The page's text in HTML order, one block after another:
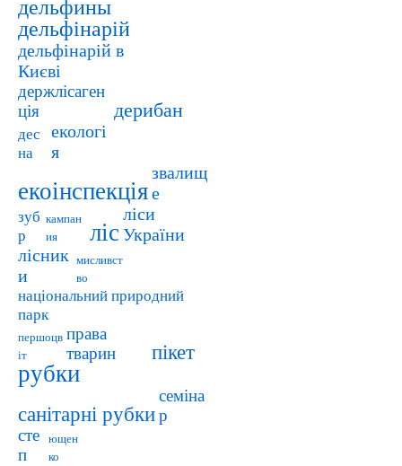
дельфінарій
дельфінарій в
Києві
держлісаген
ція
дерибан
дес
на
екологі
я
екоінспекція
звалищ
е
зуб
р
кампан
ия
ліс
ліси
України
лісник
и
мисливст
во
національний природний
парк
першоцв
іт
права
тварин
пікет
рубки
санітарні рубки
семіна
р
сте
п
ющен
ко